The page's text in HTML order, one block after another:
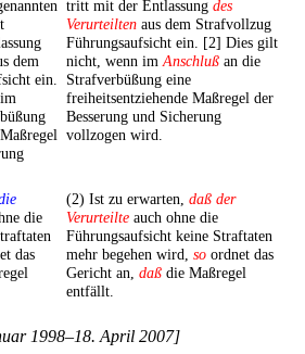
dem
ein.
tritt mit der Entlassung des
Verurteilten aus dem Strafvollzug
Führungsaufsicht ein. [2] Dies gilt
nicht, wenn imAnschluß an die
Strafverbüßung eine
freiheitsentziehende Maßregel der
Besserung und Sicherung
vollzogen wird.
die
das
(2) Ist zu erwarten, daß der
Verurteilte auch ohne die
Führungsaufsicht keine Straftaten
mehr begehen wird, so ordnet das
Gericht an, daß die Maßregel
entfällt.
1998–18. April 2007]